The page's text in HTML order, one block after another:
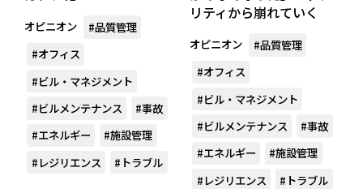
オピニオン
#品質管理
#オフィス
#ビル・マネジメント
#ビルメンテナンス
#事故
#エネルギー
#施設管理
#レジリエンス
#トラブル
リティから崩れていく
オピニオン
#品質管理
#オフィス
#ビル・マネジメント
#ビルメンテナンス
#事故
#エネルギー
#施設管理
#レジリエンス
#トラブル